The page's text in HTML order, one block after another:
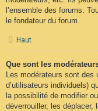
l’ensemble des forums.
le fondateur du forum.
Haut
Que sont les
Les modérateurs sont des
d’utilisateurs individuels)
la possibilité de modifier
déverrouiller, les déplacer,